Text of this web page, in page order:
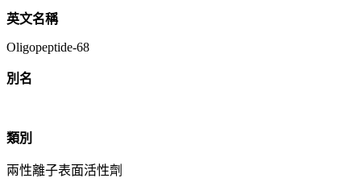
英文名稱
Oligopeptide-68
別名
類別
兩性離子表面活性劑